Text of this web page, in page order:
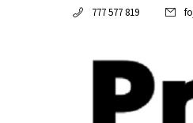
777 577 819